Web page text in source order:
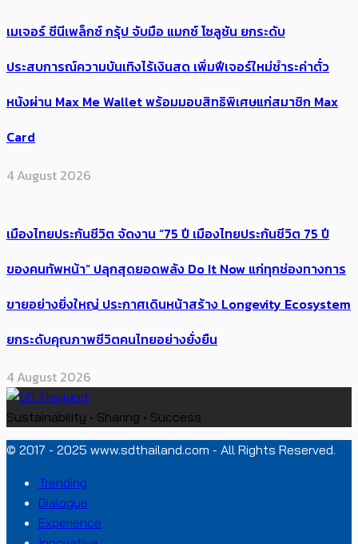
เมเจอร์ ซีนีเพล็กซ์ กรุ้ป จับมือ แมกซ์ โซลูชัน ยกระดับ
ประสบการณ์ความบันเทิงไร้เงินสด เพิ่มฟีเจอร์ใหม่ชำระค่าตั๋ว
หนังผ่าน Max Me Wallet พร้อมมอบสิทธิพิเศษแก่สมาชิก Max
Card
4 August 2026
เมืองไทยประกันชีวิต จัดงาน “75 ปี เมืองไทยประกันชีวิต 75 ปี
ของคนทัพหน้า” ปลุกสุดยอดพลัง Do It Now แก่ทุกช่องทางการ
ขายอย่างยิ่งใหญ่ ประกาศเดินหน้าสร้าง Longevity Ecosystem
ยกระดับคุณภาพชีวิตคนไทยอย่างยั่งยืน
4 August 2026
Sustainability • Sharing • Success
© 2017 - 2025 www.sdthailand.com - All Rights Reserved.
Trending
Dialogue
Experience